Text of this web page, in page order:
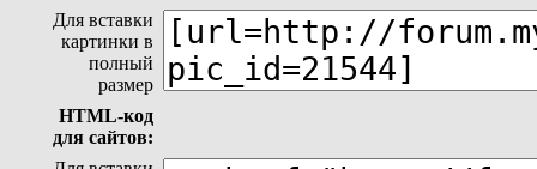
Для вставки
картинки в
полный
размер
HTML-код
для сайтов: